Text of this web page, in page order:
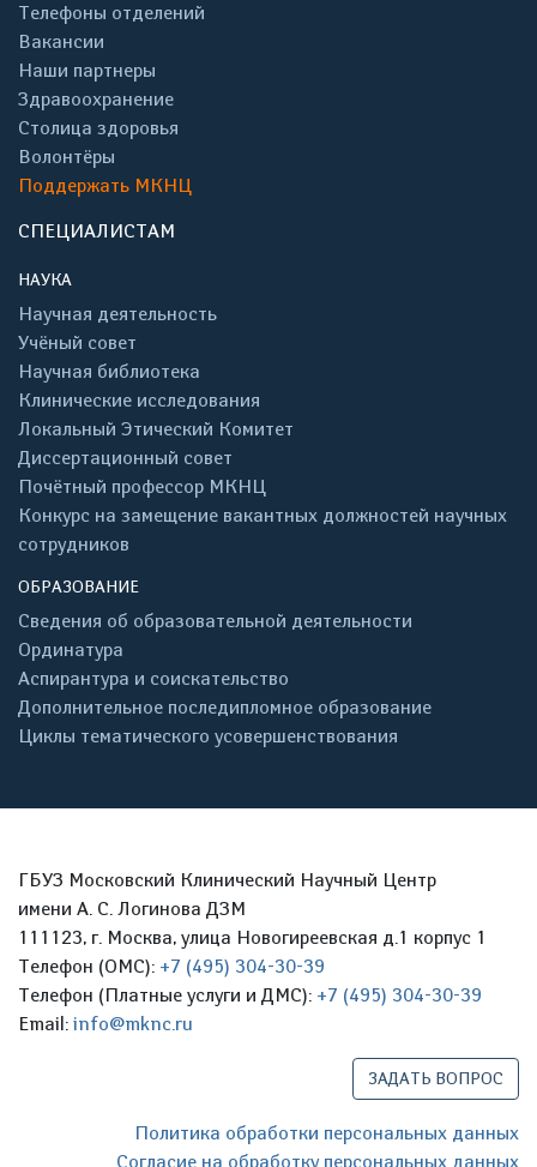
Телефоны отделений
Вакансии
Наши партнеры
Здравоохранение
Столица здоровья
Волонтёры
Поддержать МКНЦ
СПЕЦИАЛИСТАМ
НАУКА
Научная деятельность
Учёный совет
Научная библиотека
Клинические исследования
Локальный Этический Комитет
Диссертационный совет
Почётный профессор МКНЦ
Конкурс на замещение вакантных должностей научных
сотрудников
ОБРАЗОВАНИЕ
Сведения об образовательной деятельности
Ординатура
Аспирантура и соискательство
Дополнительное последипломное образование
Циклы тематического усовершенствования
ГБУЗ Московский Клинический Научный Центр
имени А. С. Логинова ДЗМ
111123, г. Москва, улица Новогиреевская д.1 корпус 1
Телефон (ОМС): +7 (495) 304-30-39
Телефон (Платные услуги и ДМС): +7 (495) 304-30-39
Email: info@mknc.ru
ЗАДАТЬ ВОПРОС
Политика обработки персональных данных
Согласие на обработку персональных данных